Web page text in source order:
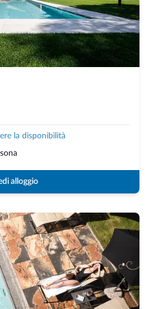
la disponibilità
alloggio